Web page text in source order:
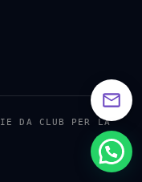
DA CLUB PER LA